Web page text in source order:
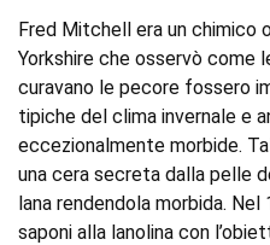
Fred Mitchell era un chimico
Yorkshire che osservò come
curavano le pecore fossero
tipiche del clima invernale e
eccezionalmente morbide.
una cera secreta dalla pelle
lana rendendola morbida.
saponi alla lanolina con